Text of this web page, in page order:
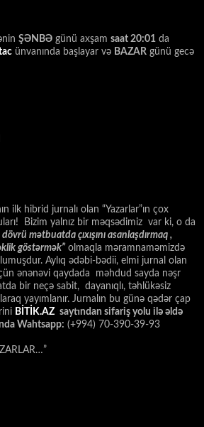
ŞƏNBƏ günü axşam saat 20:01 da
ünvanında başlayar və BAZAR günü gecə
ilk hibrid jurnalı olan “Yazarlar”ın çox
Bizim yalnız bir məqsədimiz var ki, o da
mәtbuatda çıxışını asanlaşdırmaq ,
göstәrmәk” olmaqla məramnaməmizdə
Aylıq ədəbi-bədii, elmi jurnal olan
ənənəvi qaydada məhdud sayda nəşr
bir neçə sabit, dayanıqlı, təhlükəsiz
yayımlanır. Jurnalın bu günə qədər çap
BİTİK.AZ saytından sifariş yolu ilə əldə
Wahtsapp: (+994) 70-390-39-93